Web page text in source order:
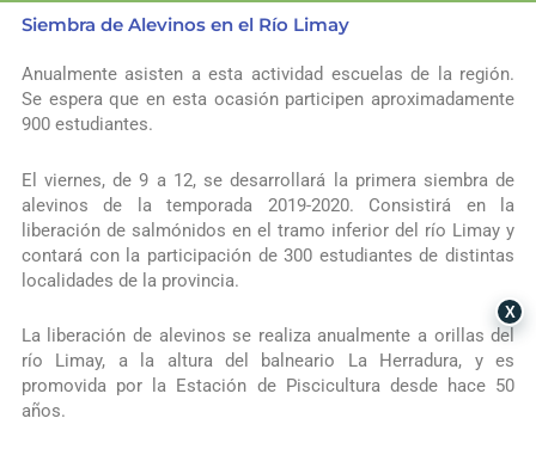
Siembra de Alevinos en el Río Limay
Anualmente asisten a esta actividad escuelas de la región.
Se espera que en esta ocasión participen aproximadamente
900 estudiantes.
El viernes, de 9 a 12, se desarrollará la primera siembra de
alevinos de la temporada 2019-2020. Consistirá en la
liberación de salmónidos en el tramo inferior del río Limay y
contará con la participación de 300 estudiantes de distintas
localidades de la provincia.
La liberación de alevinos se realiza anualmente a orillas del
río Limay, a la altura del balneario La Herradura, y es
promovida por la Estación de Piscicultura desde hace 50
años.
X